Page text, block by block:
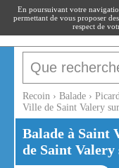
recoin
Recoin › Balade ›
Ville de Saint Valery
Balade à Saint
de Saint Valery
En poursuivant votre
permettant de vous proposer
respect de